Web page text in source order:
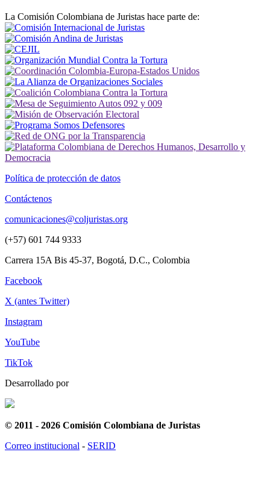
La Comisión Colombiana de Juristas hace parte de:
Política de protección de datos
Contáctenos
comunicaciones@coljuristas.org
(+57) 601 744 9333
Carrera 15A Bis 45-37, Bogotá, D.C., Colombia
Facebook
X (antes Twitter)
Instagram
YouTube
TikTok
Desarrollado por
© 2011 - 2026 Comisión Colombiana de Juristas
Correo institucional - SERID